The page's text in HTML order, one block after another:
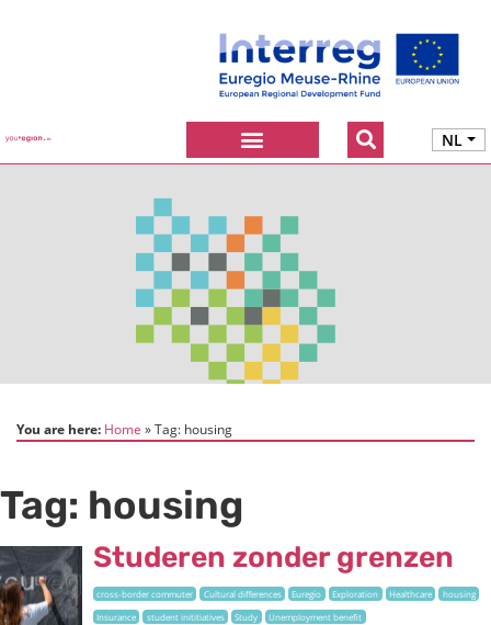
NL
You are here: Home Tag: housing
Tag: housing
Studeren zonder grenzen
cross-border commuter Cultural differences Euregio Exploration Healthcare
housing
Insurance
student inititiatives Study Unemployment benefit